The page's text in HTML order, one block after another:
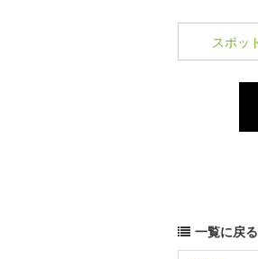
スポッ
一覧に戻る